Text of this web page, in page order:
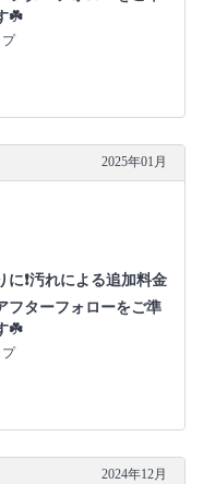
☘️
2025年01月
に❗️汚れによる追加料金
フターフォローをご準
☘️
2024年12月